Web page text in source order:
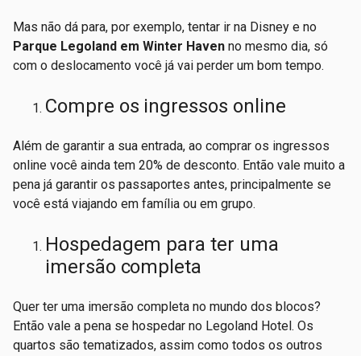
Mas não dá para, por exemplo, tentar ir na Disney e no
Parque Legoland em Winter Haven no mesmo dia, só
com o deslocamento você já vai perder um bom tempo.
Compre os ingressos online
Além de garantir a sua entrada, ao comprar os ingressos
online você ainda tem 20% de desconto. Então vale muito a
pena já garantir os passaportes antes, principalmente se
você está viajando em família ou em grupo.
Hospedagem para ter uma
imersão completa
Quer ter uma imersão completa no mundo dos blocos?
Então vale a pena se hospedar no Legoland Hotel. Os
quartos são tematizados, assim como todos os outros